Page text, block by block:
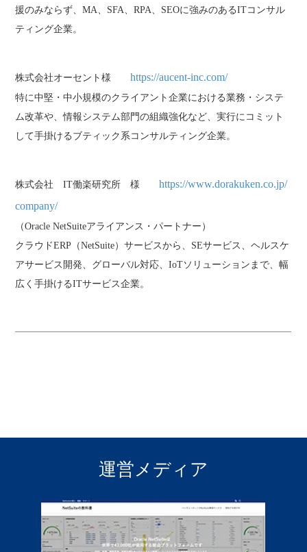
援のみならず、MA、SFA、RPA、SEOに強みのあるITコンサル
ティング企業。
株式会社オーセント様 https://aucent-inc.com/
特に中堅・中小規模のクライアント企業における業務・システ
ム改革や、情報システム部門の組織強化など、実行にコミット
して手掛けるブティック系コンサルティング企業。
株式会社 IT働楽研究所 様 https://www.dorakuken.co.jp/
company/
（Oracle NetSuiteアライアンス・パートナー）
クラウドERP（NetSuite）サービスから、SEサービス、ヘルスケ
アサービス開発、グローバル対応、IoTソリューションまで、幅
広く手掛けるITサービス企業。
運営メディア